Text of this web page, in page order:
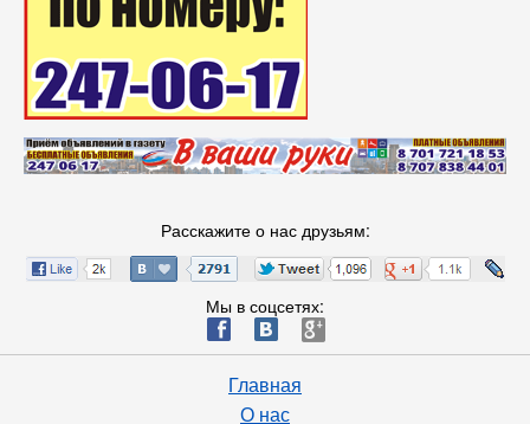
Расскажите о нас друзьям:
Мы в соцсетях:
ä æ è
Главная
О нас